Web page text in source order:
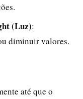
(Luz):
diminuir valores.
até que o